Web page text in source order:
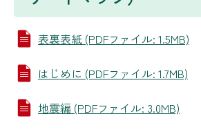
表裏表紙 (PDFファイル: 1.5MB)
はじめに (PDFファイル: 1.7MB)
地震編 (PDFファイル: 3.0MB)